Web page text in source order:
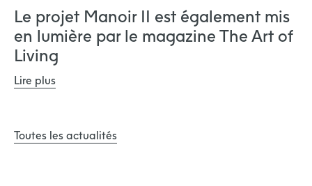
Le projet Manoir II est également mis
en lumière par le magazine The Art of
Living
Lire plus
Toutes les actualités